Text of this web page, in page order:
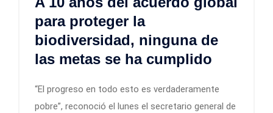
para proteger la
biodiversidad, ninguna de
las metas se ha cumplido
“El progreso en todo esto es verdaderamente
pobre”, reconoció el lunes el secretario general de